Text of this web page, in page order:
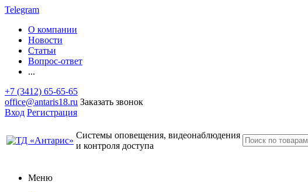
Telegram
О компании
Новости
Статьи
Вопрос-ответ
...
+7 (3412) 65-65-65
office@antaris18.ru Заказать звонок
Вход Регистрация
Системы оповещения, видеонаблюдения
и контроля доступа
Меню